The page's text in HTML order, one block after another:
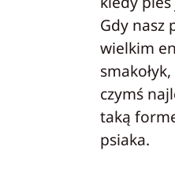
Gdy nasz
wielkim
czymś
taką
psiaka.